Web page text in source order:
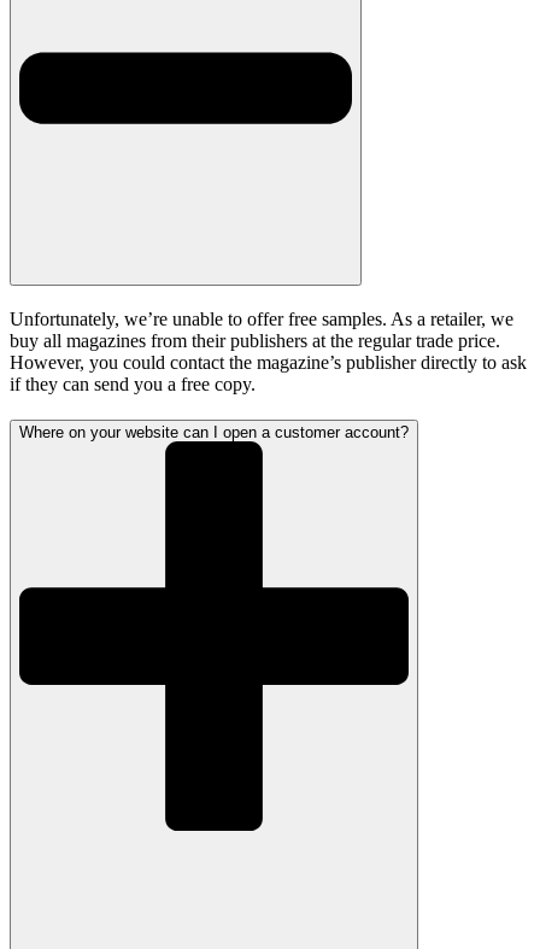
Unfortunately, we’re unable to offer free samples. As a retailer, we
buy all magazines from their publishers at the regular trade price.
However, you could contact the magazine’s publisher directly to ask
if they can send you a free copy.
Where on your website can I open a customer account?